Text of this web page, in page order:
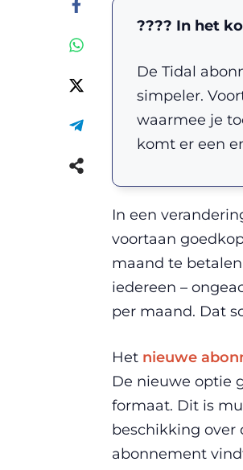
???? In het
De Tidal
simpeler.
waarmee je
komt er een
In een
voortaan
maand te
iedereen –
per maand. Dat
Het nieuwe
De nieuwe optie
formaat. Dit is
beschikking over
abonnement